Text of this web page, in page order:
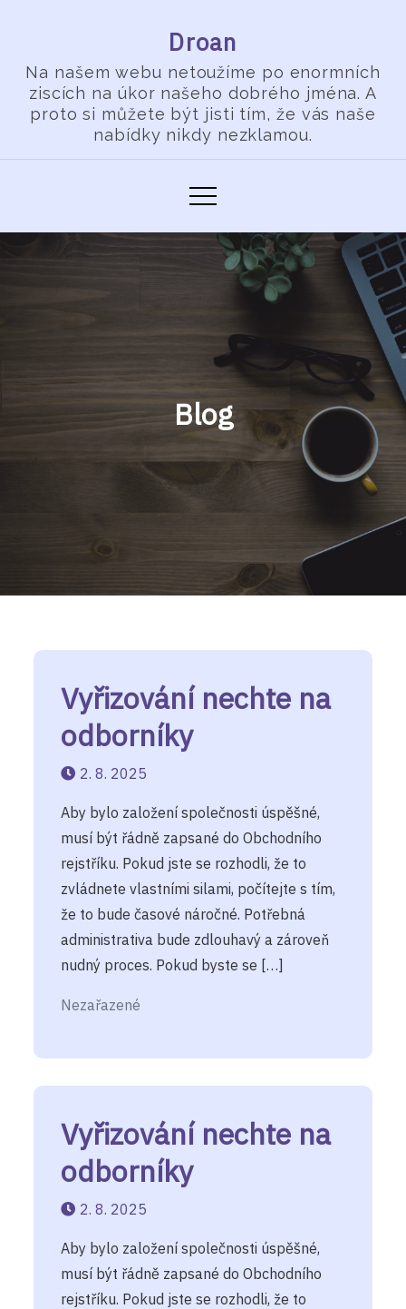
content
Droan
Na našem webu netoužíme po enormních
ziscích na úkor našeho dobrého jména. A
proto si můžete být jisti tím, že vás naše
nabídky nikdy nezklamou.
Blog
Vyřizování nechte na
odborníky
2. 8. 2025
Aby bylo založení společnosti úspěšné,
musí být řádně zapsané do Obchodního
rejstříku. Pokud jste se rozhodli, že to
zvládnete vlastními silami, počítejte s tím,
že to bude časové náročné. Potřebná
administrativa bude zdlouhavý a zároveň
nudný proces. Pokud byste se […]
Nezařazené
Vyřizování nechte na
odborníky
2. 8. 2025
Aby bylo založení společnosti úspěšné,
musí být řádně zapsané do Obchodního
rejstříku. Pokud jste se rozhodli, že to